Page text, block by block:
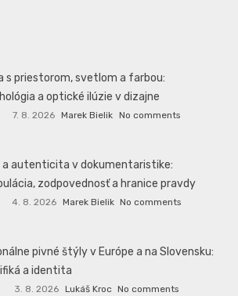
s priestorom, svetlom a farbou:
a optické ilúzie v dizajne
7. 8. 2026 Marek Bielik No comments
a autenticita v dokumentaristike:
zodpovednosť a hranice pravdy
4. 8. 2026 Marek Bielik No comments
pivné štýly v Európe a na Slovensku:
a identita
3. 8. 2026 Lukáš Kroc No comments